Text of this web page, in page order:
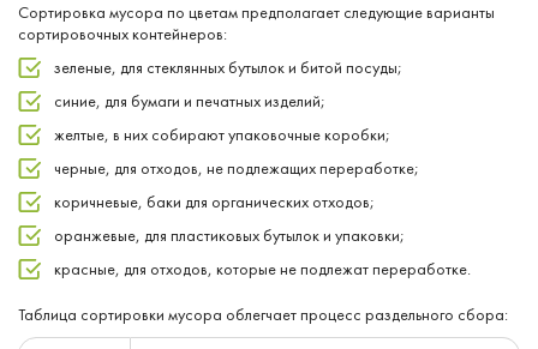
Сортировка мусора по цветам предполагает следующие варианты
сортировочных контейнеров:
зеленые, для стеклянных бутылок и битой посуды;
синие, для бумаги и печатных изделий;
желтые, в них собирают упаковочные коробки;
черные, для отходов, не подлежащих переработке;
коричневые, баки для органических отходов;
оранжевые, для пластиковых бутылок и упаковки;
красные, для отходов, которые не подлежат переработке.
Таблица сортировки мусора облегчает процесс раздельного сбора: